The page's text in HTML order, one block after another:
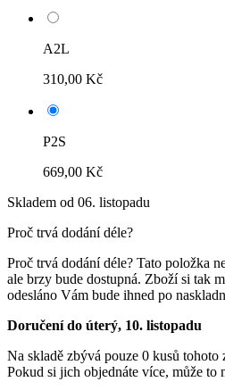
A2L
310,00 Kč
P2S
669,00 Kč
Skladem od 06. listopadu
Proč trvá dodání déle?
Proč trvá dodání déle? Tato položka
ale brzy bude dostupná. Zboží si tak
odesláno Vám bude ihned po
Doručení do úterý, 10. listopadu
Na skladě zbývá pouze 0 kusů tohoto
Pokud si jich objednáte více, může to